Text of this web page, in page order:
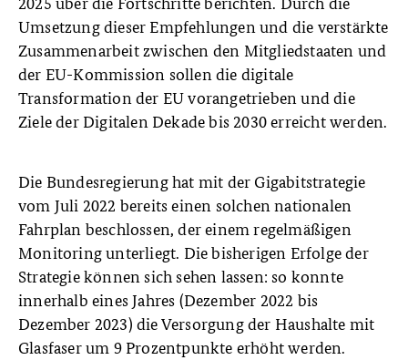
Umsetzung dieser Empfehlungen und die verstärkte
Zusammenarbeit zwischen den Mitgliedstaaten und
der EU-Kommission sollen die digitale
Transformation der EU vorangetrieben und die
Ziele der Digitalen Dekade bis 2030 erreicht werden.
Die Bundesregierung hat mit der Gigabitstrategie
vom Juli 2022 bereits einen solchen nationalen
Fahrplan beschlossen, der einem regelmäßigen
Monitoring unterliegt. Die bisherigen Erfolge der
Strategie können sich sehen lassen: so konnte
innerhalb eines Jahres (Dezember 2022 bis
Dezember 2023) die Versorgung der Haushalte mit
Glasfaser um 9 Prozentpunkte erhöht werden.